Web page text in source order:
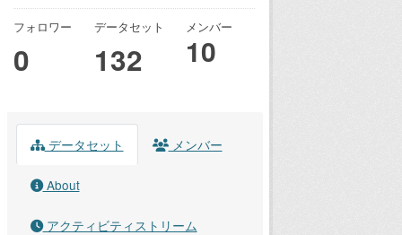
フォロワー
0
データセット
132
メンバー
10
データセット メンバー
About
アクティビティストリーム